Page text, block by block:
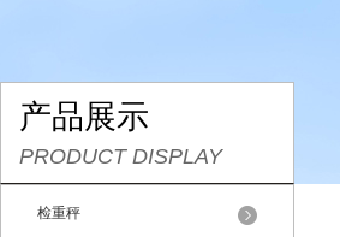
产品展示
PRODUCT DISPLAY
检重秤